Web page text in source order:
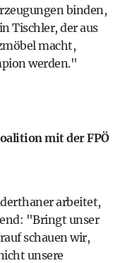
binden,
Tischler, der aus
macht,
werden."
mit der FPÖ
arbeitet,
"Bringt unser
schauen wir,
unsere